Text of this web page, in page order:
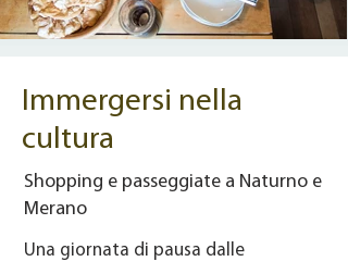
Immergersi nella
cultura
Shopping e passeggiate a Naturno e
Merano
Una giornata di pausa dalle